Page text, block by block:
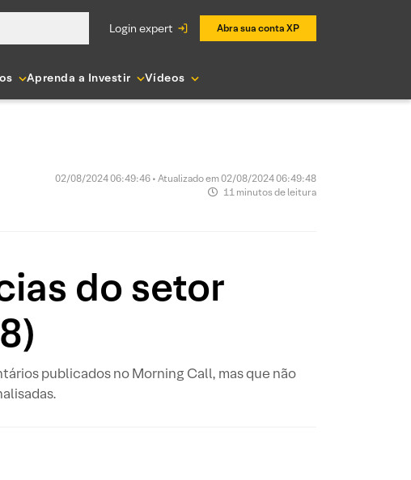
login expert Abra sua conta XP
Aprenda a Investir Vídeos
02/08/2024 06:49:46 • Atualizado em 02/08/2024 06:49:48
11 minutos de leitura
do setor
publicados no Morning Call, mas que não